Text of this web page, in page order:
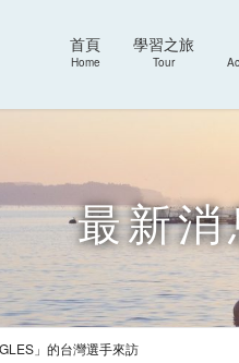
首頁
Home
學習之旅
Tour
最新
」的台灣選手來訪